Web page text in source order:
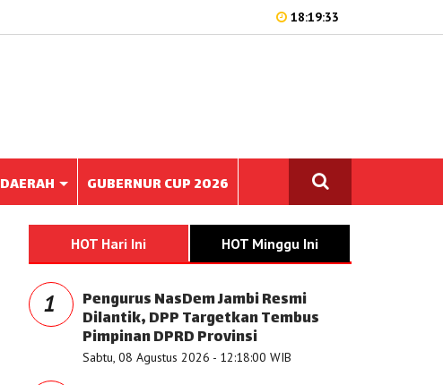
18:19:33
DAERAH GUBERNUR CUP 2026
HOT Hari Ini HOT Minggu Ini
1 Pengurus NasDem Jambi Resmi
Dilantik, DPP Targetkan Tembus
Pimpinan DPRD Provinsi
Sabtu, 08 Agustus 2026 - 12:18:00 WIB